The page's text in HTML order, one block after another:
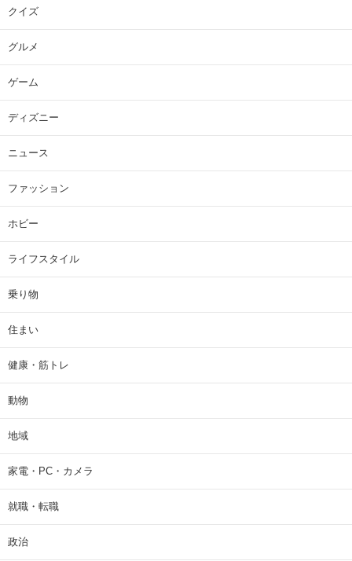
クイズ
グルメ
ゲーム
ディズニー
ニュース
ファッション
ホビー
ライフスタイル
乗り物
住まい
健康・筋トレ
動物
地域
家電・PC・カメラ
就職・転職
政治